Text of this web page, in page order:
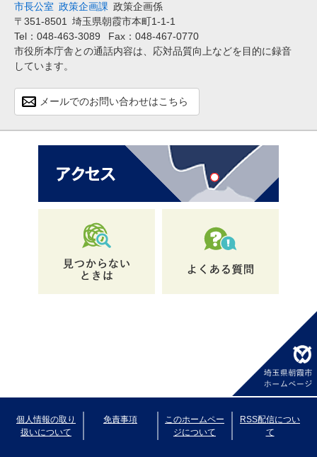
市長公室 政策企画課 政策企画係
〒351-8501
埼玉県朝霞市本町1-1-1
Tel：048-463-3089
Fax：048-467-0770
市役所本庁舎との通話内容は、応対品質向上などを目的に録音
しています。
メールでのお問い合わせはこちら
個人情報の取り
扱いについて
免責事項
このホームペー
ジについて
RSS配信につい
て